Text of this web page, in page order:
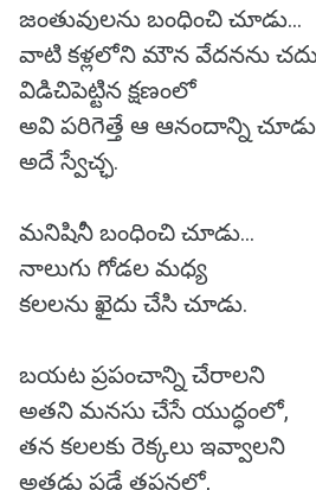
జంతువులను బంధించి చూడు…
వాటి కళ్లలోని మౌన వేదనను
విడిచిపెట్టిన క్షణంలో
అవి పరిగెత్తే ఆ ఆనందాన్ని
అదే స్వేచ్ఛ.
మనిషినీ బంధించి చూడు…
నాలుగు గోడల మధ్య
కలలను ఖైదు చేసి చూడు.
బయట ప్రపంచాన్ని చేరాలని
అతని మనసు చేసే యుద్ధంలో,
తన కలలకు రెక్కలు ఇవ్వాలని
అతడు పడే తపనలో,